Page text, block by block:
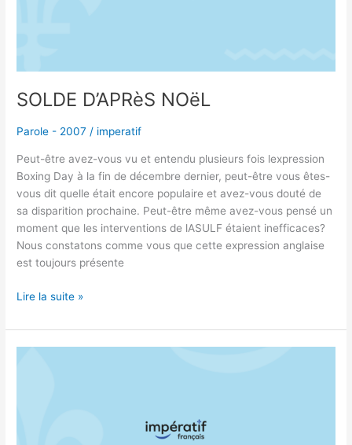
SOLDE D’APRèS NOëL
Parole - 2007 / imperatif
Peut-être avez-vous vu et entendu plusieurs fois lexpression
Boxing Day à la fin de décembre dernier, peut-être vous êtes-
vous dit quelle était encore populaire et avez-vous douté de
sa disparition prochaine. Peut-être même avez-vous pensé un
moment que les interventions de lASULF étaient inefficaces?
Nous constatons comme vous que cette expression anglaise
est toujours présente
Lire la suite »